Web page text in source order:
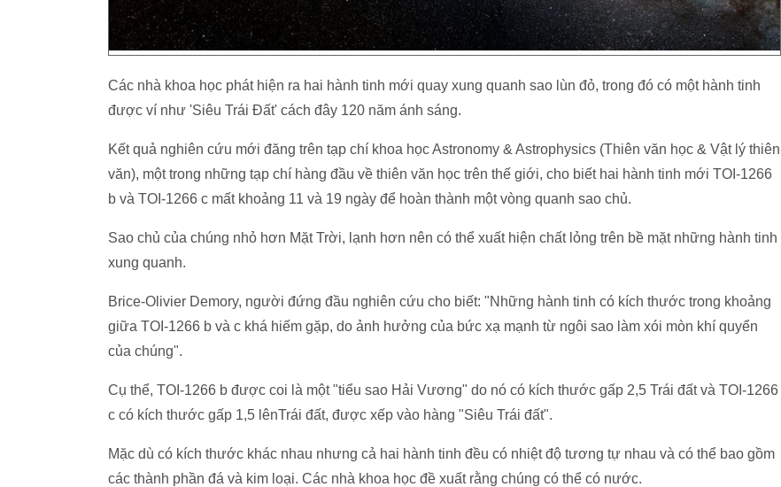
Các nhà khoa học phát hiện ra hai hành tinh mới quay xung quanh sao lùn đỏ, trong đó có một hành tinh
được ví như 'Siêu Trái Đất' cách đây 120 năm ánh sáng.
Kết quả nghiên cứu mới đăng trên tạp chí khoa học Astronomy & Astrophysics (Thiên văn học & Vật lý thiên
văn), một trong những tạp chí hàng đầu về thiên văn học trên thế giới, cho biết hai hành tinh mới TOI-1266
b và TOI-1266 c mất khoảng 11 và 19 ngày để hoàn thành một vòng quanh sao chủ.
Sao chủ của chúng nhỏ hơn Mặt Trời, lạnh hơn nên có thể xuất hiện chất lỏng trên bề mặt những hành tinh
xung quanh.
Brice-Olivier Demory, người đứng đầu nghiên cứu cho biết: "Những hành tinh có kích thước trong khoảng
giữa TOI-1266 b và c khá hiếm gặp, do ảnh hưởng của bức xạ mạnh từ ngôi sao làm xói mòn khí quyển
của chúng".
Cụ thể, TOI-1266 b được coi là một "tiểu sao Hải Vương" do nó có kích thước gấp 2,5 Trái đất và TOI-1266
c có kích thước gấp 1,5 lênTrái đất, được xếp vào hàng "Siêu Trái đất".
Mặc dù có kích thước khác nhau nhưng cả hai hành tinh đều có nhiệt độ tương tự nhau và có thể bao gồm
các thành phần đá và kim loại. Các nhà khoa học đề xuất rằng chúng có thể có nước.